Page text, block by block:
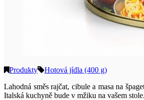
Produkty
Hotová jídla (400 g)
Lahodná směs rajčat, cibule a masa na
Italská kuchyně bude v mžiku na vašem stole.